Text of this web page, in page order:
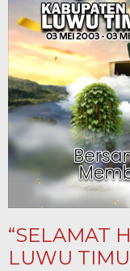
“SELAMAT
LUWU